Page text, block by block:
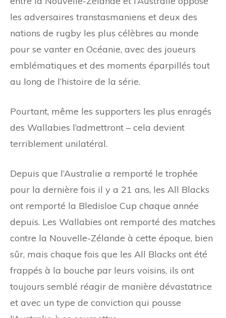
les adversaires transtasmaniens et deux des
nations de rugby les plus célèbres au monde
pour se vanter en Océanie, avec des joueurs
emblématiques et des moments éparpillés tout
au long de l’histoire de la série.
Pourtant, même les supporters les plus enragés
des Wallabies l’admettront – cela devient
terriblement unilatéral.
Depuis que l’Australie a remporté le trophée
pour la dernière fois il y a 21 ans, les All Blacks
ont remporté la Bledisloe Cup chaque année
depuis. Les Wallabies ont remporté des matches
contre la Nouvelle-Zélande à cette époque, bien
sûr, mais chaque fois que les All Blacks ont été
frappés à la bouche par leurs voisins, ils ont
toujours semblé réagir de manière dévastatrice
et avec un type de conviction qui pousse